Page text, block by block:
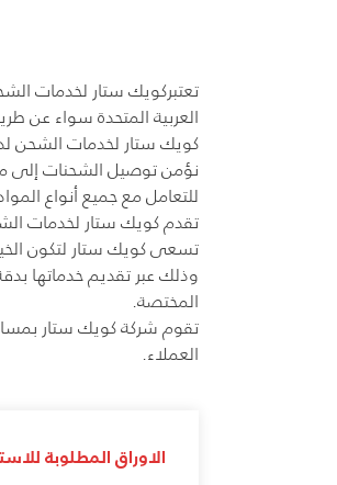
تعتبركويك ستار لخدمات
العربية المتحدة سواء عن
كويك ستار لخدمات الشحن
نؤمن توصيل الشحنات إلى
للتعامل مع جميع أنواع
تقدم كويك ستار لخدمات
تسعى كويك ستار لتكون
وذلك عبر تقديم خدماتها
المختصة.
تقوم شركة كويك ستار
العملاء.
الاوراق المطلوبة